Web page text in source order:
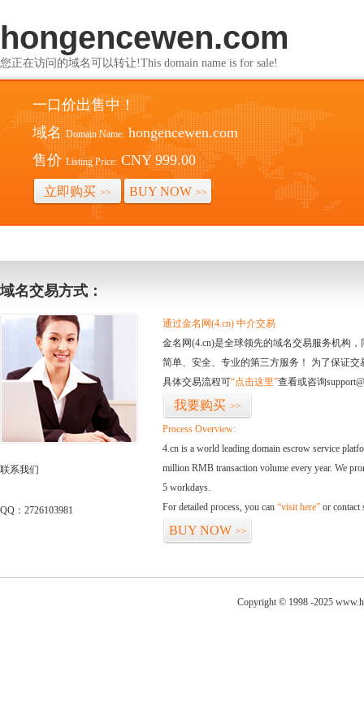
hongencewen.com
您正在访问的域名可以转让!This domain name is for sale!
一口价出售中！
域名 Domain Name: hongencewen.com
售价 Listing Price: CNY 999.00
立即购买 >> BUY NOW >>
域名交易方式：
联系我们
QQ：2726103981
通过金名网(4.cn) 中介交易
金名网(4.cn)是全球领先的域名交易服务机构
简单、安全、专业的第三方服务！ 为了保证
具体交易流程可“点击这里”查看或咨询
我要购买 >>
Process Overview:
4.cn is a world leading domain escrow service
million RMB transaction volume every year. We
5 workdays.
For detailed process, you can “visit here” or contact
BUY NOW >>
Copyright © 1998 -2025